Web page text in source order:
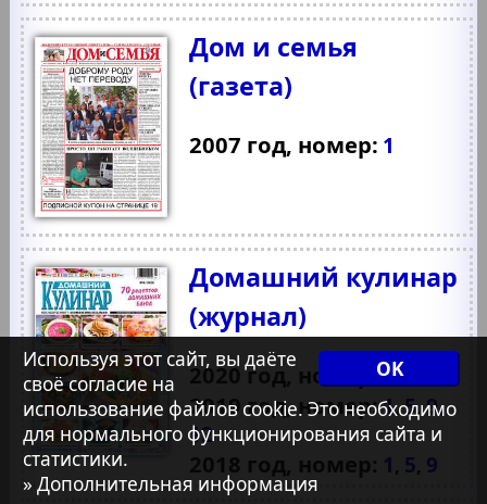
Дом и семья
(газета)
2007 год, номер: 1
Домашний кулинар
(журнал)
2020 год, номер:1,
2019 год, номер:1,5,9,
12
2018 год, номер: 1 , 5, 9
OK
Используя этот сайт, вы даёте
своё согласие на
использование файлов cookie. Это необходимо
для нормального функционирования сайта и
статистики.
» Дополнительная информация